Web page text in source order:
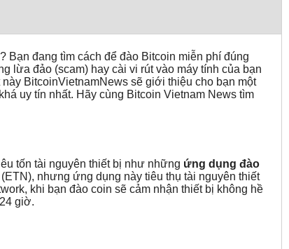
đang tìm cách để đào Bitcoin miễn phí đúng
lừa đảo (scam) hay cài vi rút vào máy tính của bạn
BitcoinVietnamNews sẽ giới thiệu cho bạn một
uy tín nhất. Hãy cùng Bitcoin Vietnam News tìm
tốn tài nguyên thiết bị như những ứng dụng đào
nhưng ứng dụng này tiêu thụ tài nguyên thiết
khi bạn đào coin sẽ cảm nhận thiết bị không hề
giờ.